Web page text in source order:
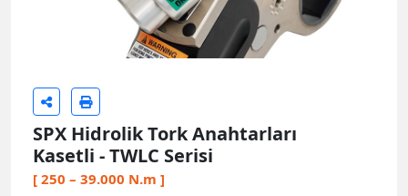
SPX Hidrolik Tork Anahtarları
Kasetli - TWLC Serisi
[ 250 – 39.000 N.m ]